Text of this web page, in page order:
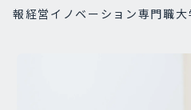
報経営イノベーション専門職大